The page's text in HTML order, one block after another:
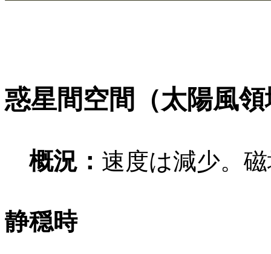
惑星間空間（太陽風
概況： 速度は減少。
静穏時